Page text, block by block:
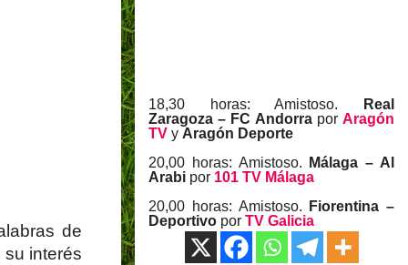
de
interés
18,30 horas: Amistoso.
Real
Zaragoza – FC Andorra porAragón
TV y Aragón Deporte
20,00 horas: Amistoso.
Málaga – Al
Arabi por 101 TV Málaga
20,00 horas: Amistoso.
Fiorentina –
Deportivo por TV Galicia